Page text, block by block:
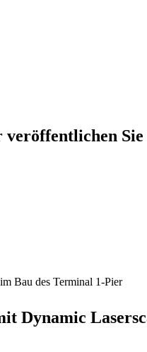
veröffentlichen
Bau des Terminal 1-Pier
Dynamic